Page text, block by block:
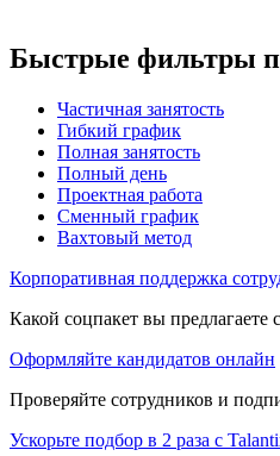
Быстрые фильтры
Частичная занятость
Гибкий график
Полная занятость
Полный день
Проектная работа
Сменный график
Вахтовый метод
Корпоративная поддержка
Какой соцпакет вы
Оформляйте кандидатов онлайн
Проверяйте сотрудников и
Ускорьте подбор в 2 раза с